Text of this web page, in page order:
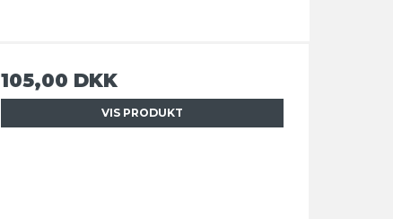
105,00 DKK
VIS PRODUKT